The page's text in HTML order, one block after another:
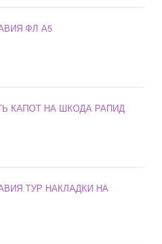
ФЛ А5
КАПОТ НА ШКОДА РАПИД
ТУР НАКЛАДКИ НА